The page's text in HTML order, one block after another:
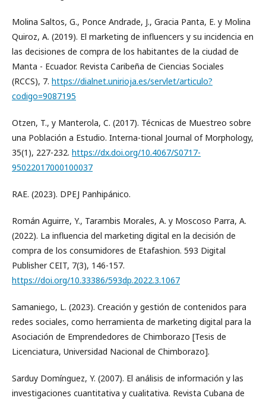
Molina Saltos, G., Ponce Andrade, J., Gracia Panta, E. y Molina
Quiroz, A. (2019). El marketing de influencers y su incidencia en
las decisiones de compra de los habitantes de la ciudad de
Manta - Ecuador. Revista Caribeña de Ciencias Sociales
(RCCS), 7. https://dialnet.unirioja.es/servlet/articulo?
codigo=9087195
Otzen, T., y Manterola, C. (2017). Técnicas de Muestreo sobre
una Población a Estudio. Interna-tional Journal of Morphology,
35(1), 227-232. https://dx.doi.org/10.4067/S0717-
95022017000100037
RAE. (2023). DPEJ Panhipánico.
Román Aguirre, Y., Tarambis Morales, A. y Moscoso Parra, A.
(2022). La influencia del marketing digital en la decisión de
compra de los consumidores de Etafashion. 593 Digital
Publisher CEIT, 7(3), 146-157.
https://doi.org/10.33386/593dp.2022.3.1067
Samaniego, L. (2023). Creación y gestión de contenidos para
redes sociales, como herramienta de marketing digital para la
Asociación de Emprendedores de Chimborazo [Tesis de
Licenciatura, Universidad Nacional de Chimborazo].
Sarduy Domínguez, Y. (2007). El análisis de información y las
investigaciones cuantitativa y cualitativa. Revista Cubana de